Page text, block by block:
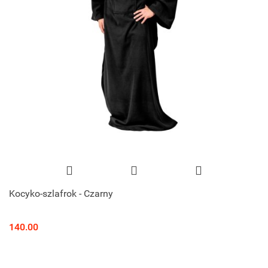
Kocyko-szlafrok - Czarny
140.00